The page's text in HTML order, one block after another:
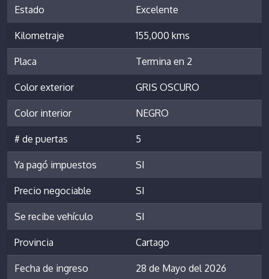
Estado Excelente
Kilometraje 155,000 kms
Placa Termina en 2
Color exterior GRIS OSCURO
Color interior NEGRO
# de puertas 5
Ya pagó impuestos SI
Precio negociable SI
Se recibe vehículo SI
Provincia Cartago
Fecha de ingreso 28 de Mayo del 2026